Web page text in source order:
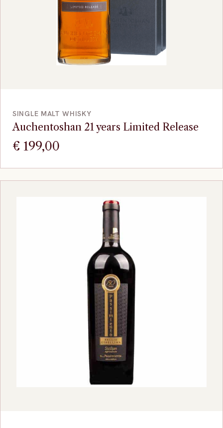
SINGLE MALT WHISKY
Auchentoshan 21 years Limited Release
€ 199,00